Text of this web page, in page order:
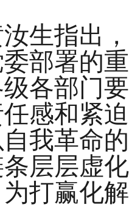
指出，
部署的
各部门
感和紧
我革命
层层虚
打赢化